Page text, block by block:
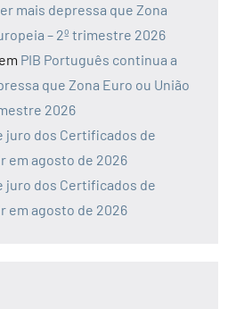
mais depressa que Zona
– 2º trimestre 2026
em PIB Português continua a
que Zona Euro ou União
2026
juro dos Certificados de
em agosto de 2026
juro dos Certificados de
em agosto de 2026